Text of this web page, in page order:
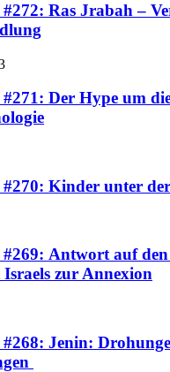
Ras Jrabah –
Der Hype um
Kinder unter
Antwort auf
zur Annexion
Jenin: